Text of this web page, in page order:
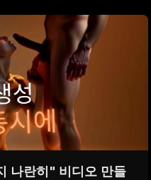
나란히" 비디오 만들